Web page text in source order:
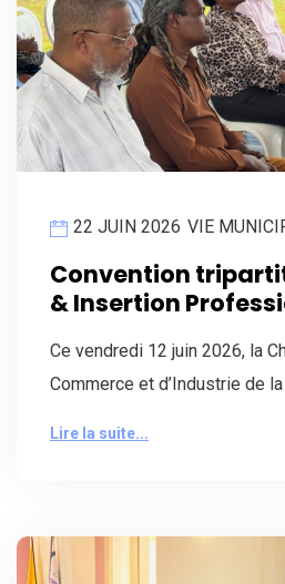
22 JUIN 2026 VIE
Convention
& Insertion
Ce vendredi 12 juin 2026, la
Commerce et d’Industrie de la
Lire la suite...